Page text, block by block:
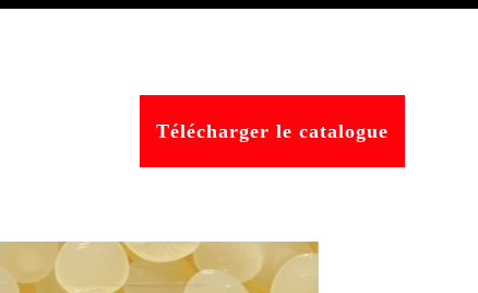
Télécharger le catalogue